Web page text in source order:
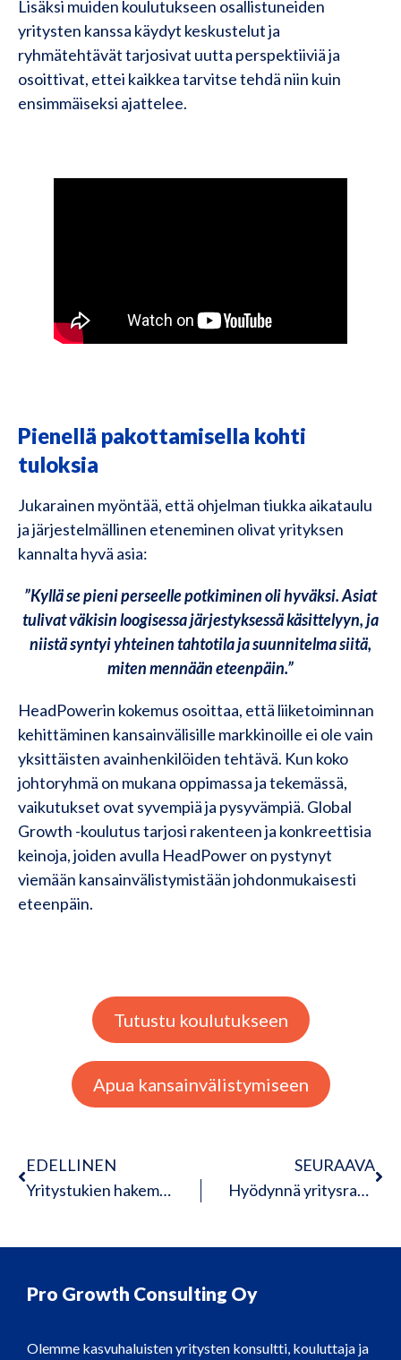
Lisäksi muiden koulutukseen osallistuneiden
yritysten kanssa käydyt keskustelut ja
ryhmätehtävät tarjosivat uutta perspektiiviä ja
osoittivat, ettei kaikkea tarvitse tehdä niin kuin
ensimmäiseksi ajattelee.
Pienellä pakottamisella kohti
tuloksia
Jukarainen myöntää, että ohjelman tiukka aikataulu
ja järjestelmällinen eteneminen olivat yrityksen
kannalta hyvä asia:
”Kyllä se pieni perseelle potkiminen oli hyväksi. Asiat
tulivat väkisin loogisessa järjestyksessä käsittelyyn, ja
niistä syntyi yhteinen tahtotila ja suunnitelma siitä,
miten mennään eteenpäin.”
HeadPowerin kokemus osoittaa, että liiketoiminnan
kehittäminen kansainvälisille markkinoille ei ole vain
yksittäisten avainhenkilöiden tehtävä. Kun koko
johtoryhmä on mukana oppimassa ja tekemässä,
vaikutukset ovat syvempiä ja pysyvämpiä. Global
Growth -koulutus tarjosi rakenteen ja konkreettisia
keinoja, joiden avulla HeadPower on pystynyt
viemään kansainvälistymistään johdonmukaisesti
eteenpäin.
Tutustu koulutukseen
Apua kansainvälistymiseen
EDELLINEN
Yritystukien hakemisen haasteet: Kuinka varmistaa menestys?
SEURAAVA
Hyödynnä yritysrahoitus, kun haet kansainvälistä kasvua
Pro Growth Consulting Oy
Olemme kasvuhaluisten yritysten konsultti, kouluttaja ja